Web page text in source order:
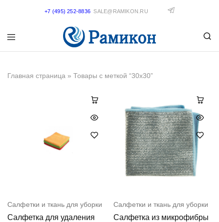
+7 (495) 252-8836 SALE@RAMIKON.RU
Главная страница » Товары с меткой “30x30”
Салфетки и ткань для уборки
Салфетка для удаления
Салфетки и ткань для уборки
Салфетка из микрофибры